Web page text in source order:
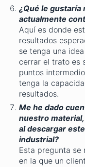
¿Qué le gustaría
actualmente
Aquí es donde
resultados
se tenga una
cerrar el trato es
puntos
tenga la
resultados.
Me he dado
nuestro
al descargar
industrial?
Esta pregunta se
en la que un